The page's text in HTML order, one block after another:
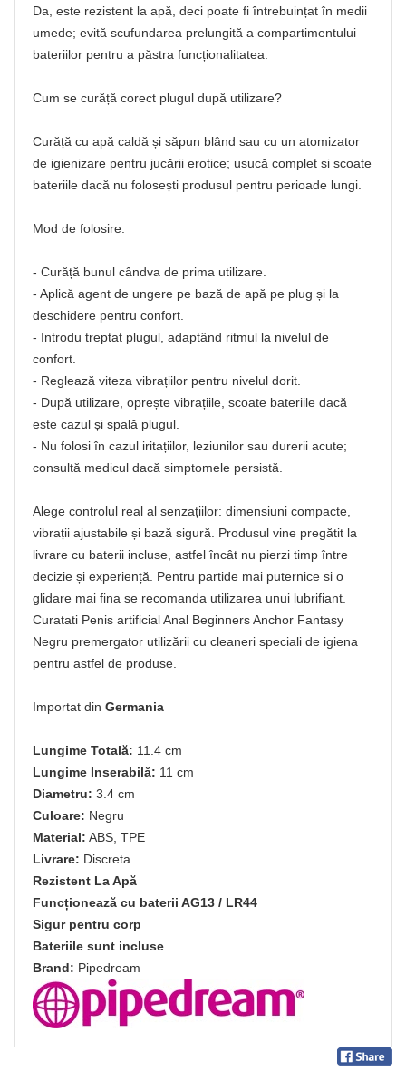
Da, este rezistent la apă, deci poate fi întrebuințat în medii
umede; evită scufundarea prelungită a compartimentului
bateriilor pentru a păstra funcționalitatea.
Cum se curăță corect plugul după utilizare?
Curăță cu apă caldă și săpun blând sau cu un atomizator
de igienizare pentru jucării erotice; usucă complet și scoate
bateriile dacă nu folosești produsul pentru perioade lungi.
Mod de folosire:
- Curăță bunul cândva de prima utilizare.
- Aplică agent de ungere pe bază de apă pe plug și la
deschidere pentru confort.
- Introdu treptat plugul, adaptând ritmul la nivelul de
confort.
- Reglează viteza vibrațiilor pentru nivelul dorit.
- După utilizare, oprește vibrațiile, scoate bateriile dacă
este cazul și spală plugul.
- Nu folosi în cazul iritațiilor, leziunilor sau durerii acute;
consultă medicul dacă simptomele persistă.
Alege controlul real al senzațiilor: dimensiuni compacte,
vibrații ajustabile și bază sigură. Produsul vine pregătit la
livrare cu baterii incluse, astfel încât nu pierzi timp între
decizie și experiență. Pentru partide mai puternice si o
glidare mai fina se recomanda utilizarea unui lubrifiant.
Curatati Penis artificial Anal Beginners Anchor Fantasy
Negru premergator utilizării cu cleaneri speciali de igiena
pentru astfel de produse.
Importat din Germania
Lungime Totală: 11.4 cm
Lungime Inserabilă: 11 cm
Diametru: 3.4 cm
Culoare: Negru
Material: ABS, TPE
Livrare: Discreta
Rezistent La Apă
Funcționează cu baterii AG13 / LR44
Sigur pentru corp
Bateriile sunt incluse
Brand: Pipedream